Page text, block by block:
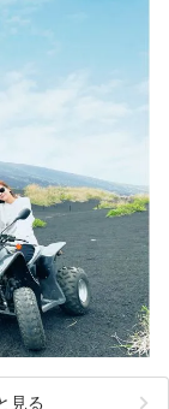
見る